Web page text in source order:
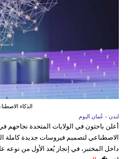
الذكاء
لندن - عُمان اليوم
أعلن باحثون في الولايات المتحدة نجاحهم
الاصطناعي لتصميم فيروسات جديدة كاملة
داخل المختبر، في إنجاز يُعد الأول من